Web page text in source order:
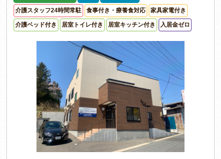
介護スタッフ24時間常駐 食事付き・療養食対応 家具家電付き
介護ベッド付き 居室トイレ付き 居室キッチン付き 入居金ゼロ